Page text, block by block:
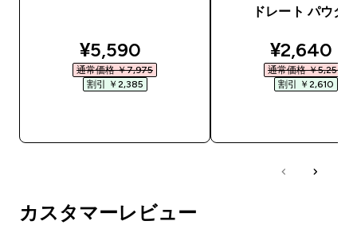
discounted price
¥5,590‎
通常価格 ￥7,975‎
割引 ￥2,385‎
ドレート パウダ
¥2,640‎
通常価格 ￥5,250‎
割引 ￥2,610‎
カスタマーレビュー